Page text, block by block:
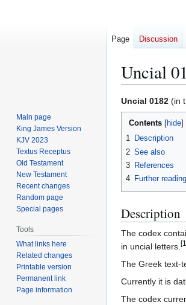
Uncial
Jump
to
navigation
Jump
to
search
Uncial 0182 (in
Contents
1 Description
2 See also
3 References
4 Further reading
Description
The codex
in uncial letters.
The Greek text-
Currently it is
The codex
Page Discussion
Main page
King James Version
KJV 2023
Textus Receptus
Old Testament
New Testament
Recent changes
Random page
Special pages
Tools
What links here
Related changes
Printable version
Permanent link
Page information